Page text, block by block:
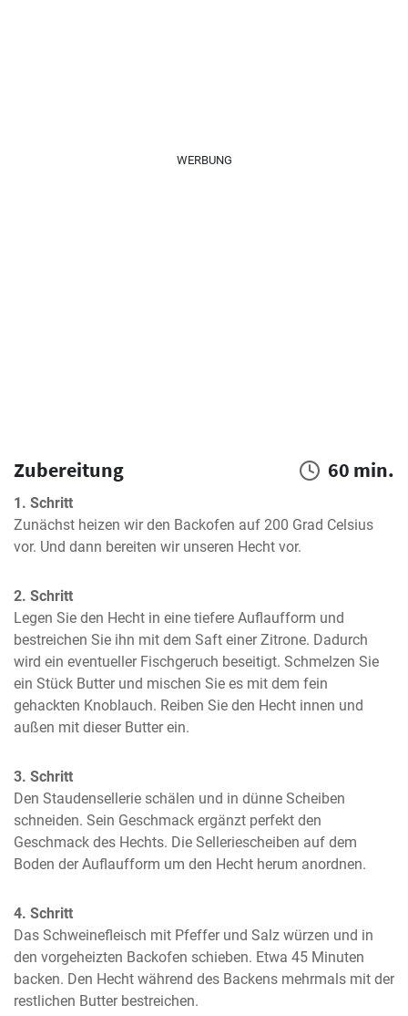
WERBUNG
Zubereitung 60 min.
1. Schritt
Zunächst heizen wir den Backofen auf 200 Grad Celsius
vor. Und dann bereiten wir unseren Hecht vor.
2. Schritt
Legen Sie den Hecht in eine tiefere Auflaufform und
bestreichen Sie ihn mit dem Saft einer Zitrone. Dadurch
wird ein eventueller Fischgeruch beseitigt. Schmelzen Sie
ein Stück Butter und mischen Sie es mit dem fein
gehackten Knoblauch. Reiben Sie den Hecht innen und
außen mit dieser Butter ein.
3. Schritt
Den Staudensellerie schälen und in dünne Scheiben
schneiden. Sein Geschmack ergänzt perfekt den
Geschmack des Hechts. Die Selleriescheiben auf dem
Boden der Auflaufform um den Hecht herum anordnen.
4. Schritt
Das Schweinefleisch mit Pfeffer und Salz würzen und in
den vorgeheizten Backofen schieben. Etwa 45 Minuten
backen. Den Hecht während des Backens mehrmals mit der
restlichen Butter bestreichen.